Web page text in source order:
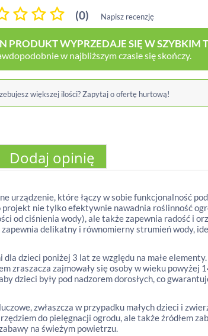
(0) Napisz recenzję
PRODUKT WYPRZEDAJE SIĘ W SZYBKIM
w najbliższym czasie się skończy.
większej ilości? Zapytaj o ofertę hurtową!
Dodaj opinię
urządzenie, które łączy w sobie funkcjonalność
projekt nie tylko efektywnie nawadnia roślinność
od ciśnienia wody), ale także zapewnia radość i
delikatny i równomierny strumień wody,
dzieci poniżej 3 lat ze względu na małe
zraszacza zajmowały się osoby w wieku powyżej
dzieci były pod nadzorem dorosłych, co
zwłaszcza w przypadku małych dzieci i
do pielęgnacji ogrodu, ale także źródłem
na świeżym powietrzu.